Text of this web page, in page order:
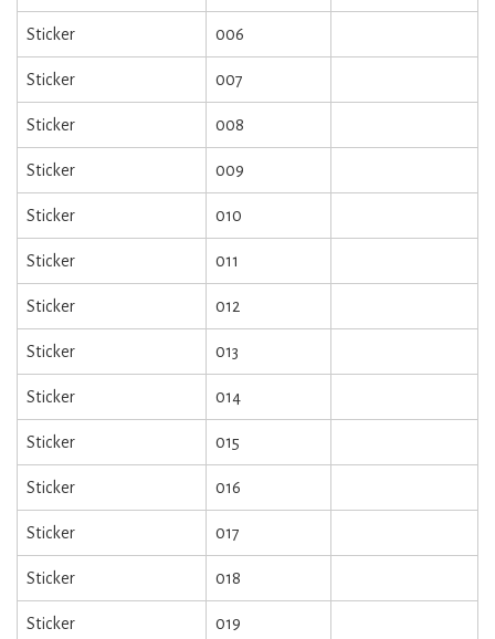
Sticker 006
Sticker 007
Sticker 008
Sticker 009
Sticker 010
Sticker 011
Sticker 012
Sticker 013
Sticker 014
Sticker 015
Sticker 016
Sticker 017
Sticker 018
Sticker 019